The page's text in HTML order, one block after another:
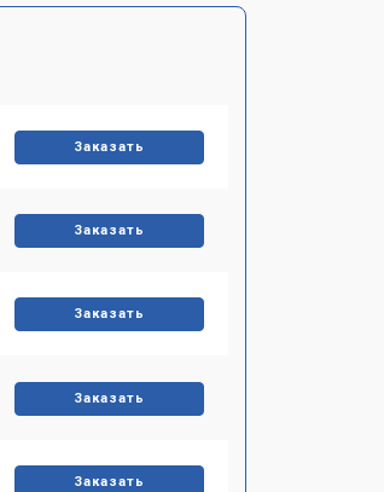
Заказать
Заказать
Заказать
Заказать
Заказать